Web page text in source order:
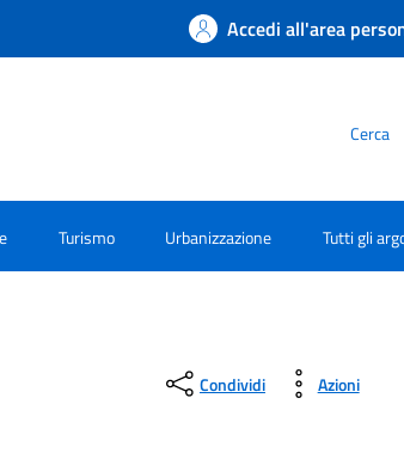
Accedi all'area
Cerca
Turismo Urbanizzazione Tutti gli
Condividi Azioni